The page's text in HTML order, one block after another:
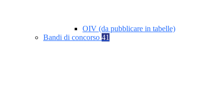
OIV (da pubblicare in tabelle)
Bandi di concorso 41